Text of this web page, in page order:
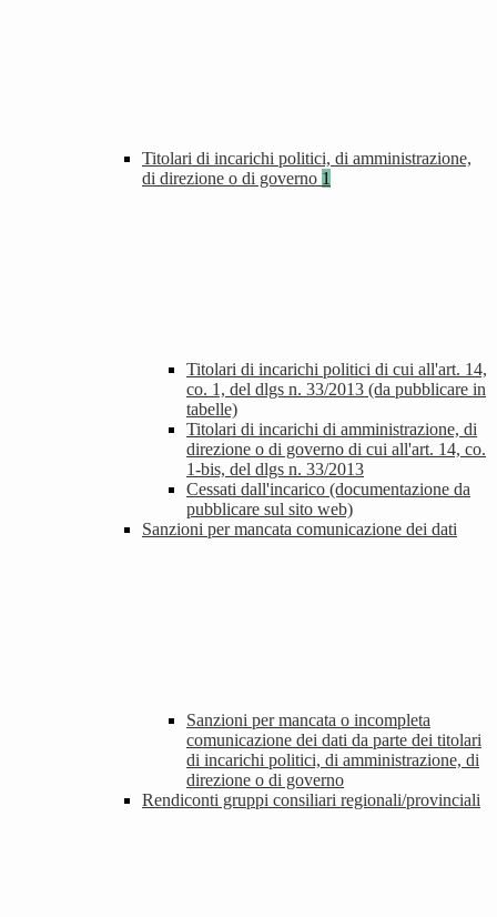
Titolari di incarichi politici, di amministrazione,
di direzione o di governo 1
Titolari di incarichi politici di cui all'art. 14,
co. 1, del dlgs n. 33/2013 (da pubblicare in
tabelle)
Titolari di incarichi di amministrazione, di
direzione o di governo di cui all'art. 14, co.
1-bis, del dlgs n. 33/2013
Cessati dall'incarico (documentazione da
pubblicare sul sito web)
Sanzioni per mancata comunicazione dei dati
Sanzioni per mancata o incompleta
comunicazione dei dati da parte dei titolari
di incarichi politici, di amministrazione, di
direzione o di governo
Rendiconti gruppi consiliari regionali/provinciali